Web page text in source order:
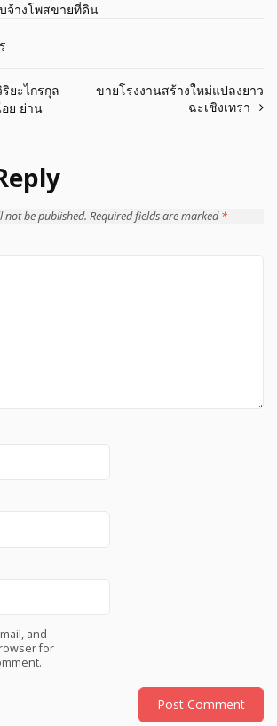
จ้างโพสขายที่ดิน
ยะไกรกุล
ย ย่าน
ขายโรงงานสร้างใหม่แปลงยาว
ฉะเชิงเทรา
not be published. Required fields are marked*
and
for